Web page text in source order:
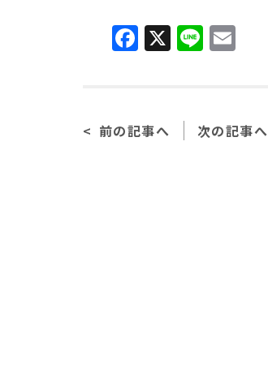
F
a
e
b
X Li
n
l
前の記事へ 次の記事へ